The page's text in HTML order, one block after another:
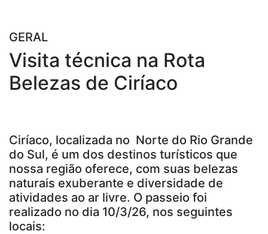
GERAL
Visita técnica na Rota
Belezas de Ciríaco
Ciríaco, localizada no Norte do Rio Grande
do Sul, é um dos destinos turísticos que
nossa região oferece, com suas belezas
naturais exuberante e diversidade de
atividades ao ar livre. O passeio foi
realizado no dia 10/3/26, nos seguintes
locais: